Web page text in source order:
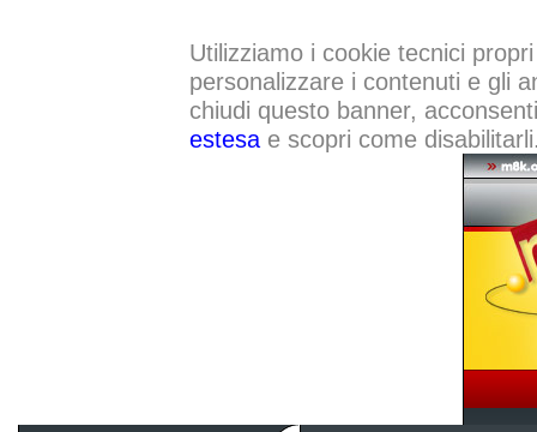
Utilizziamo i cookie tecnici
personalizzare i contenuti e gli
chiudi questo banner,
estesae scopri come